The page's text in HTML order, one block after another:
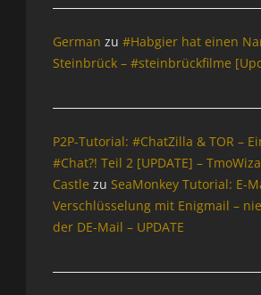
German zu #Habgier hat einen
Steinbrück – #steinbrückfilme
P2P-Tutorial: #ChatZilla & TOR –
#Chat?! Teil 2 [UPDATE] –
Castle zu SeaMonkey Tutorial: E-
Verschlüsselung mit Enigmail –
der DE-Mail – UPDATE